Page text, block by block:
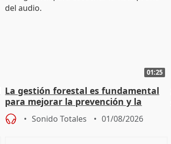
01:25
La gestión forestal es fundamental
para mejorar la prevención y la
actuación frente a incendios
Sonido Totales 01/08/2026